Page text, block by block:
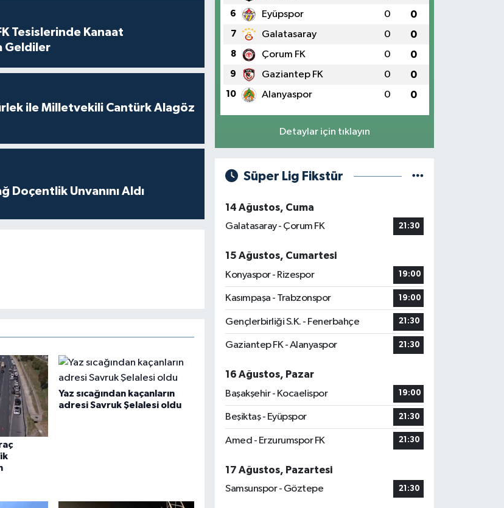
Tesislerinde Kanaat
Geldiler
ile Milletvekili Cantürk Alagöz
Doçentlik Unvanını Aldı
Yaz sıcağından kaçanların
adresi Savruk Şelalesi oldu
6 Eyüpspor 0 0
7 Galatasaray 0 0
8 Çorum FK 0 0
9 Gaziantep FK 0 0
10 Alanyaspor 0 0
Detaylar için tıklayın
Süper Lig Fikstür
14 Ağustos, Cuma
Galatasaray - Çorum FK
21:30
15 Ağustos, Cumartesi
Konyaspor - Rizespor
19:00
Kasımpaşa - Trabzonspor 19:00
Gençlerbirliği S.K. - Fenerbahçe 21:30
Gaziantep FK - Alanyaspor 21:30
16 Ağustos, Pazar
Başakşehir - Kocaelispor
19:00
Beşiktaş - Eyüpspor 21:30
Amed - Erzurumspor FK 21:30
17 Ağustos, Pazartesi
Samsunspor - Göztepe
21:30